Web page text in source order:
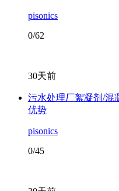
pisonics
0/62
30天前
污水处理厂絮凝剂/混
优势
pisonics
0/45